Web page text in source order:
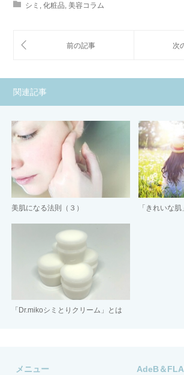
シミ 化粧品 美容コラム
関連記事
美肌になる法則（３） 「きれいな
「Dr.mikoシミとりクリーム」とは
メニュー AdeB＆